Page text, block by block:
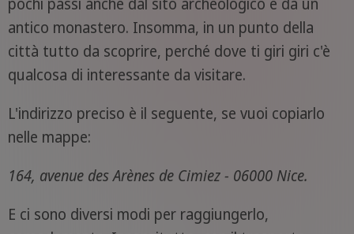
pochi passi anche dal sito archeologico e da un
antico monastero. Insomma, in un punto della
città tutto da scoprire, perché dove ti giri giri c'è
qualcosa di interessante da visitare.
L'indirizzo preciso è il seguente, se vuoi copiarlo
nelle mappe:
164, avenue des Arènes de Cimiez - 06000 Nice.
E ci sono diversi modi per raggiungerlo,